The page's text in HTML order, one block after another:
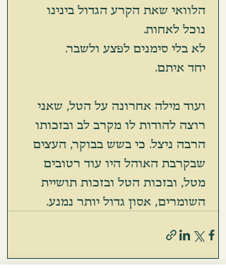
הלוואי שאת הקרע הגדול בינינו
נוכל לאחות.
לא בלי סימנים לפצע ולשבר.
יחד איתם.
ועוד מילה אחרונה על הטל, שאני
רוצה להודות לו מקרב לב ובזכותו
הרבה ניצל. כי בשש בבוקר, העצים
שבקרבת האוהל היו עוד רטובים
מטל, ובזכות הטל ובזכות תושיית
השומרים, אסון גדול יותר נמנע.